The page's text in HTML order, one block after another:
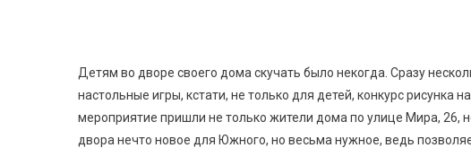
Детям во дворе своего дома скучать было некогда. Сразу
настольные игры, кстати, не только для детей, конкурс рисунка
мероприятие пришли не только жители дома по улице Мира, 26,
двора нечто новое для Южного, но весьма нужное, ведь